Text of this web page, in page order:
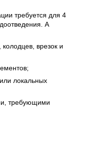
требуется для 4
А
врезок и
локальных
требующими